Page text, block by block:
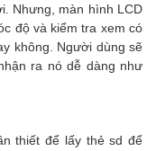
Nhưng, màn hình LCD
độ và kiểm tra xem có
không. Người dùng sẽ
ra nó dễ dàng như
thiết để lấy thẻ sd để